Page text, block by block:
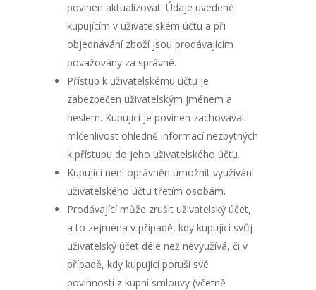
povinen aktualizovat. Údaje uvedené
kupujícím v uživatelském účtu a při
objednávání zboží jsou prodávajícím
považovány za správné.
Přístup k uživatelskému účtu je
zabezpečen uživatelským jménem a
heslem. Kupující je povinen zachovávat
mlčenlivost ohledně informací nezbytných
k přístupu do jeho uživatelského účtu.
Kupující není oprávněn umožnit využívání
uživatelského účtu třetím osobám.
Prodávající může zrušit uživatelský účet,
a to zejména v případě, kdy kupující svůj
uživatelský účet déle než nevyužívá, či v
případě, kdy kupující poruší své
povinnosti z kupní smlouvy (včetně